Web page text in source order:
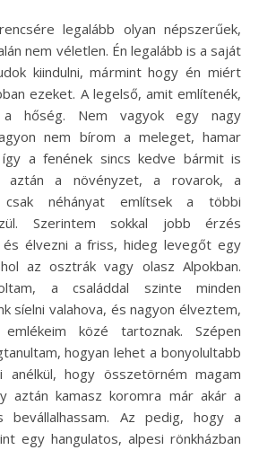
nem véletlen. Én legalább is a saját
kiindulni, mármint hogy én miért
ezeket. A legelső, amit említenék,
a hőség. Nem vagyok egy nagy
nem bírom a meleget, hamar
a fenének sincs kedve bármit is
aztán a növényzet, a rovarok, a
csak néhányat említsek a többi
Szerintem sokkal jobb érzés
élvezni a friss, hideg levegőt egy
az osztrák vagy olasz Alpokban.
a családdal szinte minden
síelni valahova, és nagyon élveztem,
közé tartoznak. Szépen
hogyan lehet a bonyolultabb
anélkül, hogy összetörném magam
aztán kamasz koromra már akár a
bevállalhassam. Az pedig, hogy a
egy hangulatos, alpesi rönkházban